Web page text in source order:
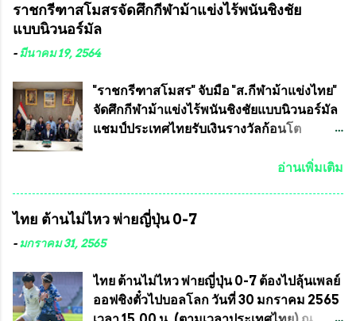
อำนวยการจัดการแข่งขัน และ นายวีรยุทธ
สวัสดี ประธานคณะกรรมการจัดการแข่งขัน
และคณะทำงาน ได้ร่วมกันประชุมหารือ
อายุ ชิงแชมป์ประเทศไทย ครั้งที่ 1 ประจำปี
2564 กำหนดแข่งขันระหว่างวันที่ 24
เมษายน จนถึงว...
กรุงเทพมหานคร ได้เป็นประธาน แจก
ข้าวสาร อาหารแห้ง ให้กับพี่น้องชุมชนชาว
คลองลัดภาชี เขตภาษีเจริญ และชุมชน 50
ทีมงาน ต้องขออภัย ที่ไม่ได้เอ่ยชื่อเต็มสังกัด
เพราะท่านขอสงวนเอาไว้ พันอากาศเอก ทอง
อินทร์ พรหมสุวรรณ ท่านรองกัมปนาท ผู้ร่วม
ครั้งนี้ได้ เนื่องจาก ติดธุระเร่งด่วน จึงได้มอบ
ความสงบเรียบร้อย นางฉวีวรรณ ตระกูลธรรม
ประธานชุมชน คลองลัดภาชีเขตภาษีเจริญ
สท.ทพ. สมนึก ปัทมาลัยที่ปรึกษา และการแจก
ความ ร้องขอจากประธานชุมชนคลองลัดภาชี
เขตภาษีเจริญ !!พี่น้องชุมชนได้รับความเดือด
ราชกรีฑาสโมสรจัดศึกกีฬาม้าแข่งไร้พนันชิงชัย
แบบนิวนอร์มัล
-มีนาคม 19, 2564
"ราชกรีฑาสโมสร" จับมือ "ส.กีฬาม้าแข่งไทย"
จัดศึกกีฬาม้าแข่งไร้พนันชิงชัยแบบนิวนอร์มัล
แชมป์ประเทศไทยรับเงินรางวัลก้อนโต
พล.อ.วิชญ เทพหัสดิน ณ อยุธยา นายกสมาคม
จัดการแข่งขันร่วมกัน ระหว่างสมาคม
ราชกรีฑาสโมสร กับ สมาคมกีฬาม้าแข่งไทย
ที่ห้องประชุมมูลนิธิโอลิมปิคไทย (บ้าน
นนท์ ประธานคณะกรรมการอำนวยการแข่ง
ม้า พร้อมด้วย นายเต็มสุข สุวรรณศร
อ่านเพิ่มเติม
ไทย ต้านไม่ไหว พ่ายญี่ปุ่น 0-7
-มกราคม 31, 2565
ไทย ต้านไม่ไหว พ่ายญี่ปุ่น 0-7 ต้องไปลุ้นเพลย์
ออฟชิงตั๋วไปบอลโลก วันที่ 30 มกราคม 2565